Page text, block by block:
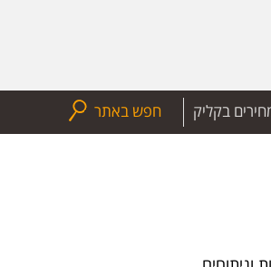
בקליק חפש באתר